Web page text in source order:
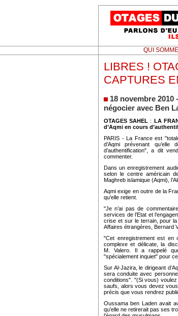
QUI
LIBRES !
CAPTURES
18 novembre 2010
négocier avec Ben
OTAGES SAHEL : LA
d’Aqmi en cours
PARIS - La France est
d’Aqmi prévenant
d’authentification", a dit
commenter.
Dans un enregistrement
selon le centre américain
Maghreb islamique (Aqmi),
Aqmi exige en outre de la
qu’elle retient.
"Je n’ai pas de
services de l’Etat et
crise et sur le terrain, pour
Affaires étrangères, Bernard
"Cet enregistrement est en
complexe et délicate, la
M. Valero. Il a rappelé
"spécialement inquiet" pour
Sur Al-Jazira, le dirigeant
sera conduite avec
conditions". "(Si vous)
saufs, alors vous devez
précis que vous rendrez
Oussama ben Laden avait
qu’elle ne retirerait pas ses